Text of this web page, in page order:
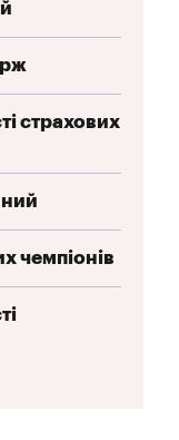
страхових
чемпіонів